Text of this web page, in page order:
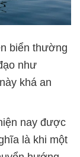
biển thường
như
khá an
nay được
là khi một